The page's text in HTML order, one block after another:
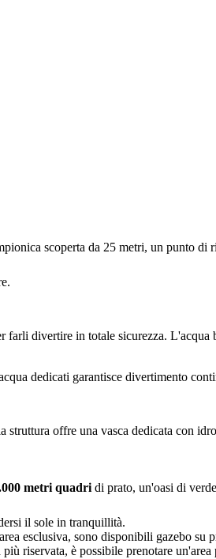
scoperta da 25 metri, un punto
farli divertire in totale sicurezza.
dedicati garantisce divertimento
struttura offre una vasca dedicata con
metri quadridi prato, un'oasi di
il sole in tranquillità.
esclusiva, sono disponibili gazebo su
più riservata, è possibile prenotare un'area